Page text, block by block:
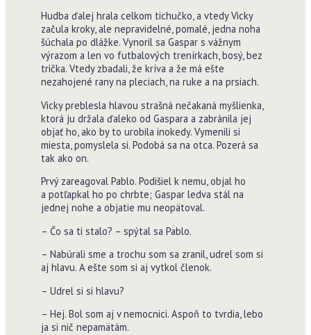
Hudba ďalej hrala celkom tichučko, a vtedy Vicky
začula kroky, ale nepravidelné, pomalé, jedna noha
šúchala po dlážke. Vynoril sa Gaspar s vážnym
výrazom a len vo futbalových trenírkach, bosý, bez
trička. Vtedy zbadali, že kríva a že má ešte
nezahojené rany na pleciach, na ruke a na prsiach.
Vicky preblesla hlavou strašná nečakaná myšlienka,
ktorá ju držala ďaleko od Gaspara a zabránila jej
objať ho, ako by to urobila inokedy. Vymenili si
miesta, pomyslela si. Podobá sa na otca. Pozerá sa
tak ako on.
Prvý zareagoval Pablo. Podišiel k nemu, objal ho
a potľapkal ho po chrbte; Gaspar ledva stál na
jednej nohe a objatie mu neopätoval.
– Čo sa ti stalo? – spýtal sa Pablo.
– Nabúrali sme a trochu som sa zranil, udrel som si
aj hlavu. A ešte som si aj vytkol členok.
– Udrel si si hlavu?
– Hej. Bol som aj v nemocnici. Aspoň to tvrdia, lebo
ja si nič nepamätám.